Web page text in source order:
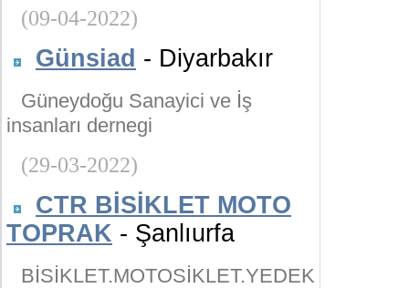
(09-04-2022)
Günsiad - Diyarbakır
Güneydoğu Sanayici ve İş
insanları dernegi
(29-03-2022)
CTR BİSİKLET MOTO
TOPRAK - Şanlıurfa
BİSİKLET.MOTOSİKLET.YEDEK